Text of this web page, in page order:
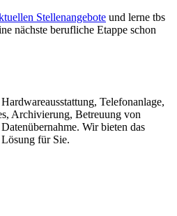
Stellenangebote und lerne tbs
nächste berufliche Etappe schon
Telefonanlage,
Archivierung, Betreuung von
Wir bieten das
für Sie.